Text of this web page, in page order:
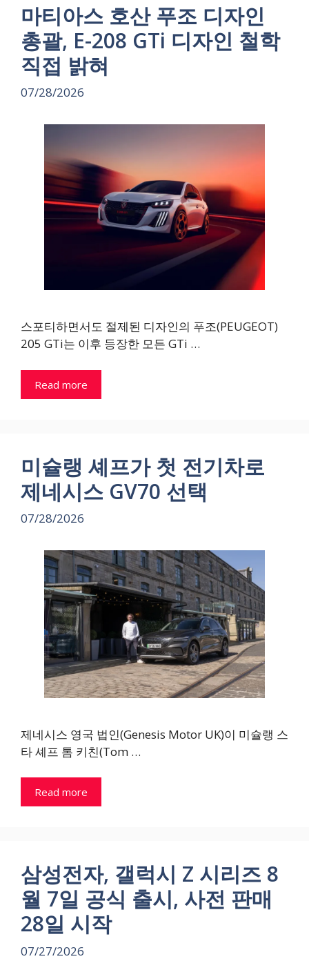
마티아스 호산 푸조 디자인
총괄, E-208 GTi 디자인 철학
직접 밝혀
07/28/2026
스포티하면서도 절제된 디자인의 푸조(PEUGEOT)
205 GTi는 이후 등장한 모든 GTi …
Read more
미슐랭 셰프가 첫 전기차로
제네시스 GV70 선택
07/28/2026
제네시스 영국 법인(Genesis Motor UK)이 미슐랭 스
타 셰프 톰 키친(Tom …
Read more
삼성전자, 갤럭시 Z 시리즈 8
월 7일 공식 출시, 사전 판매
28일 시작
07/27/2026